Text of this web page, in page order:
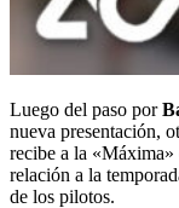
Luego del paso por
nueva presentación,
recibe a la «Máxima»
relación a la
de los pilotos.